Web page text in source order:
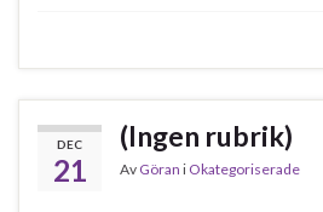
DEC
21
(Ingen rubrik)
Av Göran i Okategoriserade